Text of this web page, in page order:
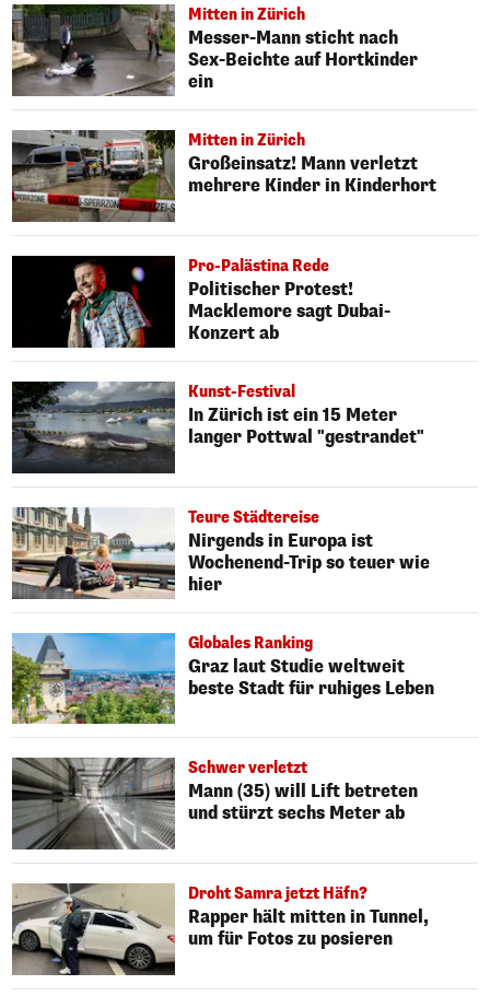
Mitten in Zürich
Messer-Mann sticht nach
Sex-Beichte auf Hortkinder
ein
Mitten in Zürich
Großeinsatz! Mann verletzt
mehrere Kinder in Kinderhort
Pro-Palästina Rede
Politischer Protest!
Macklemore sagt Dubai-
Konzert ab
Kunst-Festival
In Zürich ist ein 15 Meter
langer Pottwal "gestrandet"
Teure Städtereise
Nirgends in Europa ist
Wochenend-Trip so teuer wie
hier
Globales Ranking
Graz laut Studie weltweit
beste Stadt für ruhiges Leben
Schwer verletzt
Mann (35) will Lift betreten
und stürzt sechs Meter ab
Droht Samra jetzt Häfn?
Rapper hält mitten in Tunnel,
um für Fotos zu posieren